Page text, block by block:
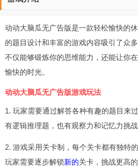
动动大脑瓜无广告版是一款轻松愉快的
的题目设计和丰富的游戏内容吸引了众
不仅能够锻炼你的思维能力，还能让你
愉快的时光。
动动大脑瓜无广告版游戏玩法
1. 玩家需要通过解答各种有趣的题目来
有逻辑推理题，也有观察力和记忆力挑战
2. 游戏采用关卡制，每个关卡都有独特
玩家需要逐步解锁新的关卡，挑战更高的